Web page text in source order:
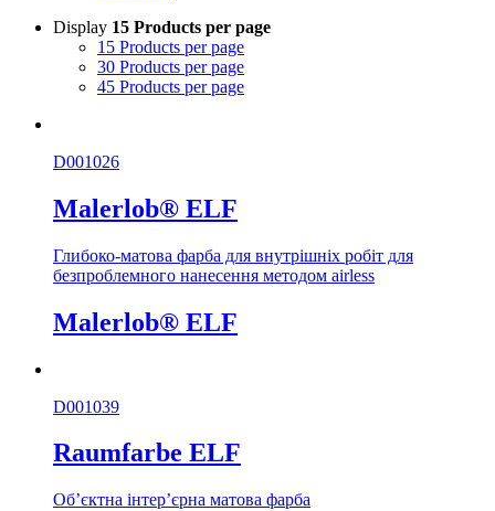
Display 15 Products per page
15 Products per page
30 Products per page
45 Products per page
D001026
Malerlob® ELF
Глибоко-матова фарба для внутрішніх робіт для
безпроблемного нанесення методом airless
Malerlob® ELF
D001039
Raumfarbe ELF
Об’єктна інтер’єрна матова фарба